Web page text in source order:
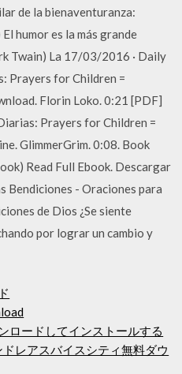
de la bienaventuranza:
humor es la más grande
Twain) La 17/03/2016 · Daily
Prayers for Children =
Florin Loko. 0:21 [PDF]
Prayers for Children =
GlimmerGrim. 0:08. Book
Read Full Ebook. Descargar
Bendiciones - Oraciones para
de Dios ¿Se siente
por lograr un cambio y
ードしてインストールする
レアスバイスシティ無料ダウ